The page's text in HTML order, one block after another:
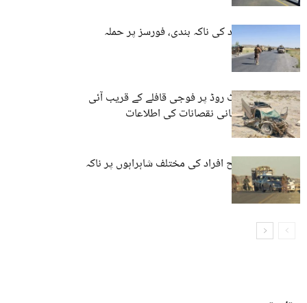
تربت: مسلح افراد کی ناکہ بندی، فورسز پر حملہ
پنجگور: ائیرپورٹ روڈ پر فوجی قافلے کے قریب آئی
ای ڈی دھماکہ، جانی نقصانات کی اطلاعات
سوراب میں مسلح افراد کی مختلف شاہراہوں پر ناکہ
بندی